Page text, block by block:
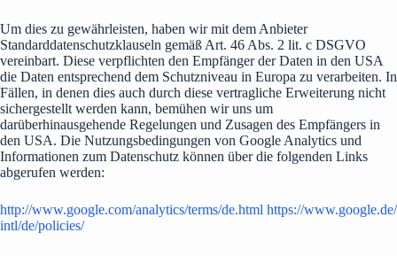
Um dies zu gewährleisten, haben wir mit dem Anbieter
Standarddatenschutzklauseln gemäß Art. 46 Abs. 2 lit. c DSGVO
vereinbart. Diese verpflichten den Empfänger der Daten in den USA
die Daten entsprechend dem Schutzniveau in Europa zu verarbeiten. In
Fällen, in denen dies auch durch diese vertragliche Erweiterung nicht
sichergestellt werden kann, bemühen wir uns um
darüberhinausgehende Regelungen und Zusagen des Empfängers in
den USA. Die Nutzungsbedingungen von Google Analytics und
Informationen zum Datenschutz können über die folgenden Links
abgerufen werden:
http://www.google.com/analytics/terms/de.html https://www.google.de/
intl/de/policies/